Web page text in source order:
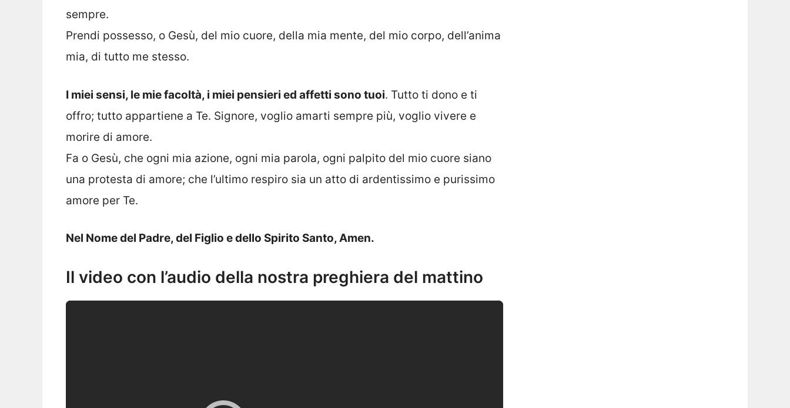
sempre.
Prendi possesso, o Gesù, del mio cuore, della mia mente, del mio corpo, dell’anima
mia, di tutto me stesso.
I miei sensi, le mie facoltà, i miei pensieri ed affetti sono tuoi. Tutto ti dono e ti
offro; tutto appartiene a Te. Signore, voglio amarti sempre più, voglio vivere e
morire di amore.
Fa o Gesù, che ogni mia azione, ogni mia parola, ogni palpito del mio cuore siano
una protesta di amore; che l’ultimo respiro sia un atto di ardentissimo e purissimo
amore per Te.
Nel Nome del Padre, del Figlio e dello Spirito Santo, Amen.
Il video con l’audio della nostra preghiera del mattino